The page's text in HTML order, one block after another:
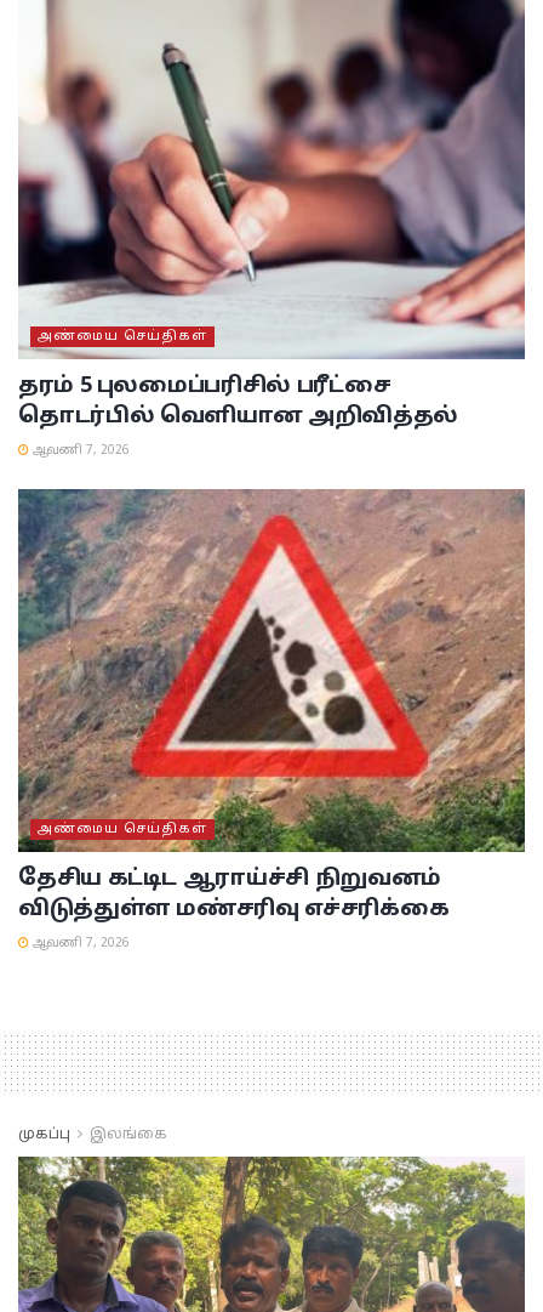
அண்மைய செய்திகள்
தரம் 5 புலமைப்பரிசில் பரீட்சை
தொடர்பில் வெளியான அறிவித்தல்
ஆவணி 7, 2026
அண்மைய செய்திகள்
தேசிய கட்டிட ஆராய்ச்சி நிறுவனம்
விடுத்துள்ள மண்சரிவு எச்சரிக்கை
ஆவணி 7, 2026
முகப்பு இலங்கை